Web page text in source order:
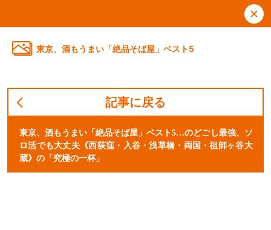
東京、酒もうまい「絶品そば屋」ベスト5
記事に戻る
東京、酒もうまい「絶品そば屋」ベスト5…のどごし最強、ソ
ロ活でも大丈夫《西荻窪・入谷・浅草橋・両国・祖師ヶ谷大
蔵》の「究極の一杯」